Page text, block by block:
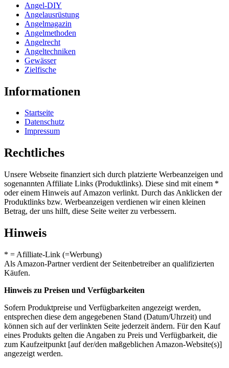
Angel-DIY
Angelausrüstung
Angelmagazin
Angelmethoden
Angelrecht
Angeltechniken
Gewässer
Zielfische
Informationen
Startseite
Datenschutz
Impressum
Rechtliches
Unsere Webseite finanziert sich durch platzierte Werbeanzeigen und
sogenannten Affiliate Links (Produktlinks). Diese sind mit einem *
oder einem Hinweis auf Amazon verlinkt. Durch das Anklicken der
Produktlinks bzw. Werbeanzeigen verdienen wir einen kleinen
Betrag, der uns hilft, diese Seite weiter zu verbessern.
Hinweis
* = Afilliate-Link (=Werbung)
Als Amazon-Partner verdient der Seitenbetreiber an qualifizierten
Käufen.
Hinweis zu Preisen und Verfügbarkeiten
Sofern Produktpreise und Verfügbarkeiten angezeigt werden,
entsprechen diese dem angegebenen Stand (Datum/Uhrzeit) und
können sich auf der verlinkten Seite jederzeit ändern. Für den Kauf
eines Produkts gelten die Angaben zu Preis und Verfügbarkeit, die
zum Kaufzeitpunkt [auf der/den maßgeblichen Amazon-Website(s)]
angezeigt werden.